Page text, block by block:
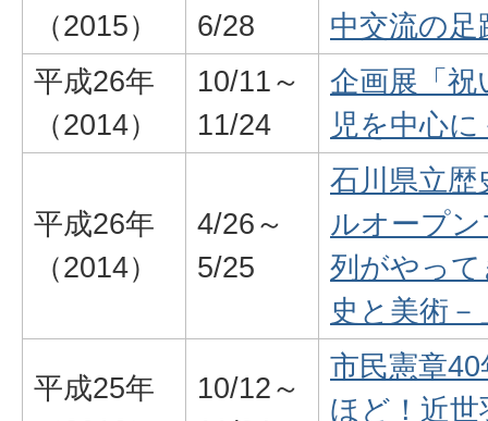
（2015）
6/28
中交流の足
平成26年
（2014）
10/11～
11/24
企画展「
児を中心に
平成26年
（2014）
4/26～
5/25
石川県立
ルオープ
列がやっ
史と美術－
平成25年
10/12～
市民憲章
ほど！近